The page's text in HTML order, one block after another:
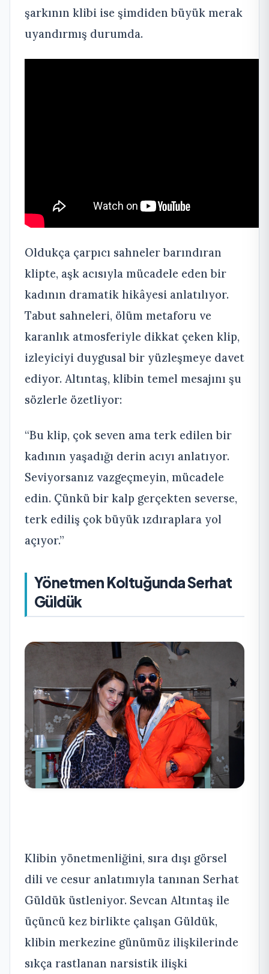
şarkının klibi ise şimdiden büyük merak
uyandırmış durumda.
Oldukça çarpıcı sahneler barındıran
klipte, aşk acısıyla mücadele eden bir
kadının dramatik hikâyesi anlatılıyor.
Tabut sahneleri, ölüm metaforu ve
karanlık atmosferiyle dikkat çeken klip,
izleyiciyi duygusal bir yüzleşmeye davet
ediyor. Altıntaş, klibin temel mesajını şu
sözlerle özetliyor:
“Bu klip, çok seven ama terk edilen bir
kadının yaşadığı derin acıyı anlatıyor.
Seviyorsanız vazgeçmeyin, mücadele
edin. Çünkü bir kalp gerçekten severse,
terk ediliş çok büyük ızdıraplara yol
açıyor.”
Yönetmen Koltuğunda Serhat
Güldük
Klibin yönetmenliğini, sıra dışı görsel
dili ve cesur anlatımıyla tanınan Serhat
Güldük üstleniyor. Sevcan Altıntaş ile
üçüncü kez birlikte çalışan Güldük,
klibin merkezine günümüz ilişkilerinde
sıkça rastlanan narsistik ilişki